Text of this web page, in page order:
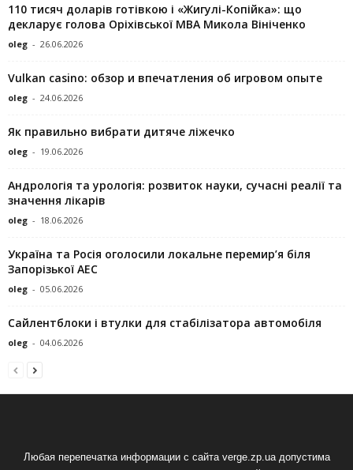
110 тисяч доларів готівкою і «Жигулі-Копійка»: що
декларує голова Оріхівської МВА Микола Вініченко
oleg - 26.06.2026
Vulkan casino: обзор и впечатления об игровом опыте
oleg - 24.06.2026
Як правильно вибрати дитяче ліжечко
oleg - 19.06.2026
Андрологія та урологія: розвиток науки, сучасні реалії та
значення лікарів
oleg - 18.06.2026
Україна та Росія оголосили локальне перемир’я біля
Запорізької АЕС
oleg - 05.06.2026
Сайлентблоки і втулки для стабілізатора автомобіля
oleg - 04.06.2026
Любая перепечатка информации с сайта verge.zp.ua допустима